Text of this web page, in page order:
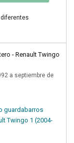
- Renault Twingo
a septiembre de
guardabarros
Twingo 1 (2004-